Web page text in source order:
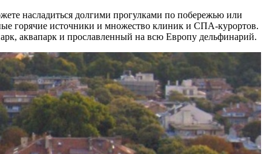
насладиться долгими прогулками по побережью или
горячие источники и множество клиник и СПА-курортов.
аквапарк и прославленный на всю Европу дельфинарий.